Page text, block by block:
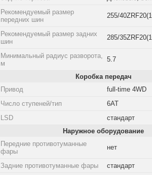
Рекомендуемый размер
передних шин
255/
Рекомендуемый размер задних
шин
285/
Минимальный радиус разворота,
м
5.7
Коробка передач
Привод
full-time 4WD
Число ступеней/тип
6AT
LSD
стандарт
Наружное оборудование
Передние противотуманные
фары
нет
Задние противотуманные фары
стандарт